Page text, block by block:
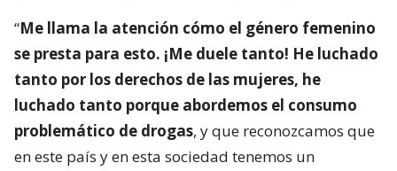
“Me llama la atención cómo el género femenino
se presta para esto. ¡Me duele tanto! He luchado
tanto por los derechos de las mujeres, he
luchado tanto porque abordemos el consumo
problemático de drogas, y que reconozcamos que
en este país y en esta sociedad tenemos un